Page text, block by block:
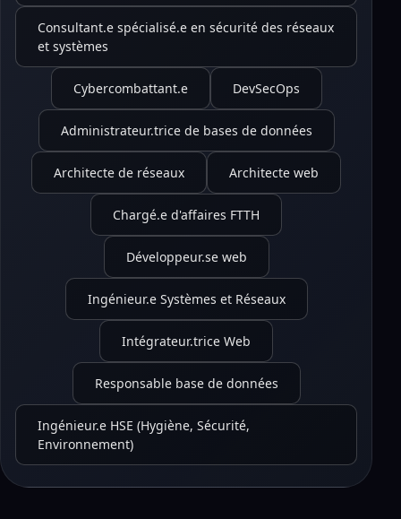
Consultant.e spécialisé.e en sécurité des réseaux
et systèmes
Cybercombattant.e DevSecOps
Administrateur.trice de bases de données
Architecte de réseaux Architecte web
Chargé.e d'affaires FTTH
Développeur.se web
Ingénieur.e Systèmes et Réseaux
Intégrateur.trice Web
Responsable base de données
Ingénieur.e HSE (Hygiène, Sécurité,
Environnement)